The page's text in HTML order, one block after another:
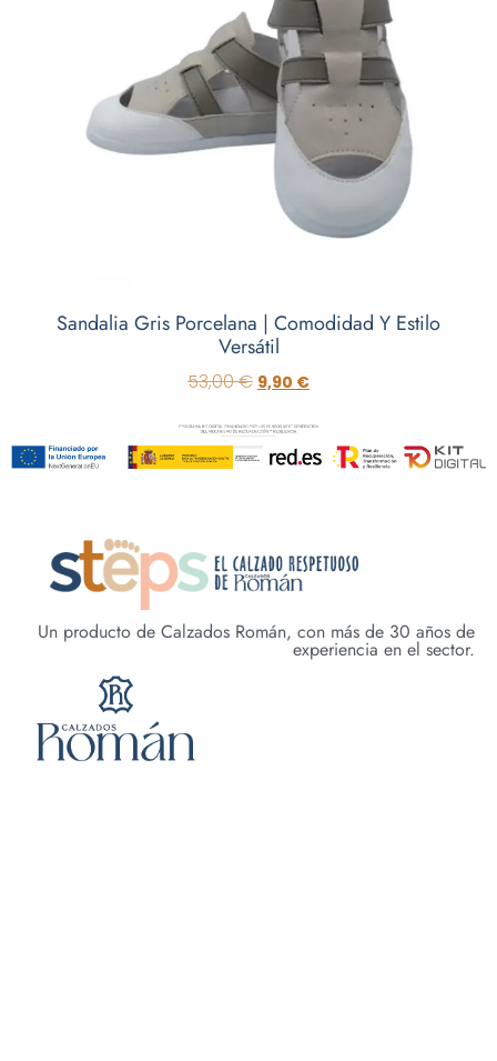
Sandalia Gris Porcelana | Comodidad Y Estilo
Versátil
53,00€ 9,90 €
Un producto de Calzados Román, con más de 30 años de
experiencia en el sector.